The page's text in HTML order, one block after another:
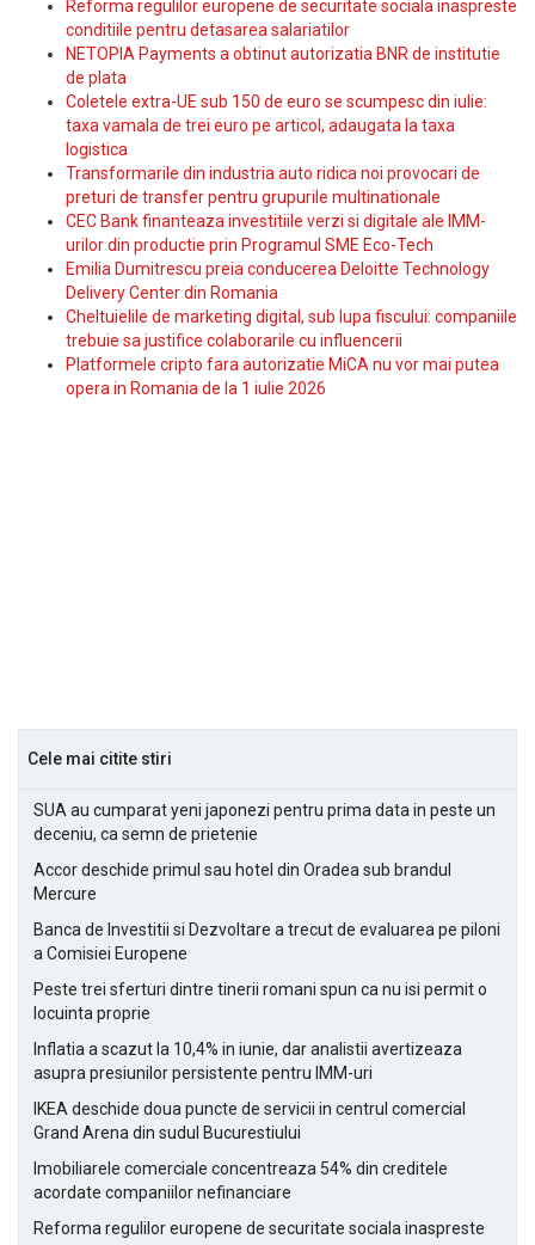
Reforma regulilor europene de securitate sociala inaspreste
conditiile pentru detasarea salariatilor
NETOPIA Payments a obtinut autorizatia BNR de institutie
de plata
Coletele extra-UE sub 150 de euro se scumpesc din iulie:
taxa vamala de trei euro pe articol, adaugata la taxa
logistica
Transformarile din industria auto ridica noi provocari de
preturi de transfer pentru grupurile multinationale
CEC Bank finanteaza investitiile verzi si digitale ale IMM-
urilor din productie prin Programul SME Eco-Tech
Emilia Dumitrescu preia conducerea Deloitte Technology
Delivery Center din Romania
Cheltuielile de marketing digital, sub lupa fiscului: companiile
trebuie sa justifice colaborarile cu influencerii
Platformele cripto fara autorizatie MiCA nu vor mai putea
opera in Romania de la 1 iulie 2026
Cele mai citite stiri
SUA au cumparat yeni japonezi pentru prima data in peste un
deceniu, ca semn de prietenie
Accor deschide primul sau hotel din Oradea sub brandul
Mercure
Banca de Investitii si Dezvoltare a trecut de evaluarea pe piloni
a Comisiei Europene
Peste trei sferturi dintre tinerii romani spun ca nu isi permit o
locuinta proprie
Inflatia a scazut la 10,4% in iunie, dar analistii avertizeaza
asupra presiunilor persistente pentru IMM-uri
IKEA deschide doua puncte de servicii in centrul comercial
Grand Arena din sudul Bucurestiului
Imobiliarele comerciale concentreaza 54% din creditele
acordate companiilor nefinanciare
Reforma regulilor europene de securitate sociala inaspreste